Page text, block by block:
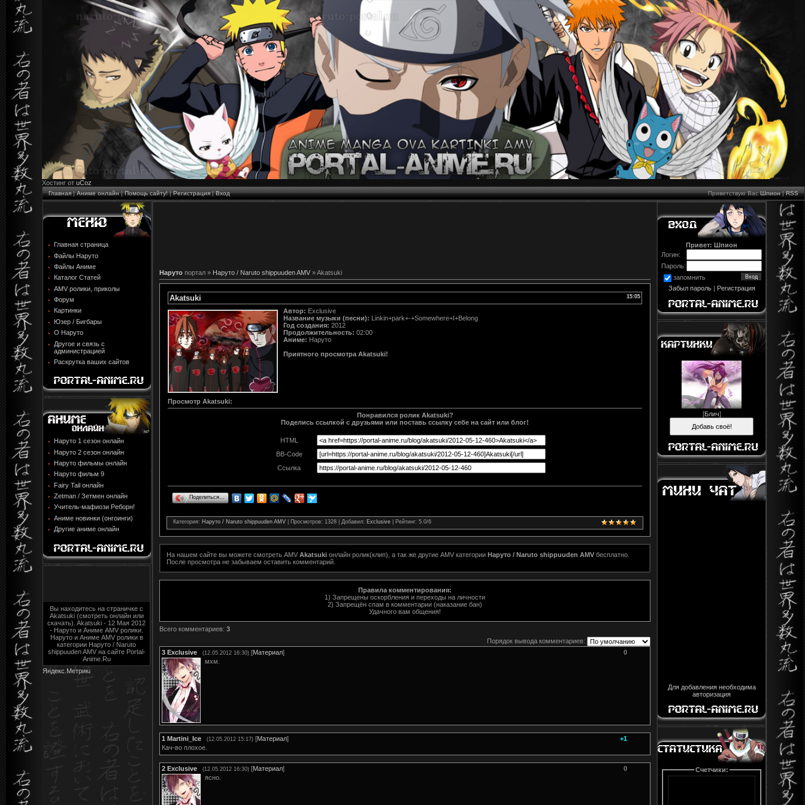
Хостинг от uCoz
Главная|Аниме онлайн|Помощь сайту!|Регистрация|Вход Приветствую Вас Шпион|RSS
Главная страница
Файлы Наруто
Файлы Аниме
Каталог Статей
AMV ролики, приколы
Форум
Картинки
Юзер / Бигбары
О Наруто
Другое и связь с
администрацией
Раскрутка ваших сайтов
Наруто 1 сезон онлайн
Наруто 2 сезон онлайн
Наруто фильмы онлайн
Наруто фильм 9
Fairy Tail онлайн
Zetman / Зетмен онлайн
Учитель-мафиози Реборн!
Аниме новинки (онгоинги)
Другие аниме онлайн
Вы находитесь на страничке с
Akatsuki (смотреть онлайн или
скачать). Akatsuki - 12 Мая 2012
- Наруто и Аниме AMV ролики.
Наруто и Аниме AMV ролики в
категории Наруто / Naruto
shippuuden AMV на сайте Portal-
Anime.Ru
Наруто портал » Наруто / Naruto shippuuden AMV » Akatsuki
15:05
Akatsuki
Автор: Exclusive
Название музыки (песни): Linkin+park+-+Somewhere+I+Belong
Год создания: 2012
Продолжительность: 02:00
Аниме: Наруто
Приятного просмотра Akatsuki!
Просмотр Akatsuki:
Понравился ролик Akatsuki?
Поделись ссылкой с друзьями или поставь ссылку себе на сайт или блог!
HTML
BB-Code
Ссылка
Поделиться…
Категория: Наруто / Naruto shippuuden AMV Просмотров: 1328 | Добавил: Exclusive Рейтинг: 5.0/6
На нашем сайте вы можете смотреть AMV Akatsuki онлайн ролик(клип), а так же другие AMV категории Наруто / Naruto shippuuden AMV бесплатно.
После просмотра не забываем оставить комментарий.
Правила комментирования:
1) Запрещены оскорбления и переходы на личности
2) Запрещён спам в комментарии (наказание бан)
Удачного вам общения!
Всего комментариев: 3
Порядок вывода комментариев:
0
3 Exclusive (12.05.2012 16:30) [Материал]
мхм.
+1
1 Martini_Ice (12.05.2012 15:17) [Материал]
Кач-во плохое.
0
2 Exclusive (12.05.2012 16:30) [Материал]
ясно.
Привет: Шпион
Логин:
Пароль:
запомнить
Забыл пароль| Регистрация
[Блич]
Для добавления необходима
авторизация
Счетчики: